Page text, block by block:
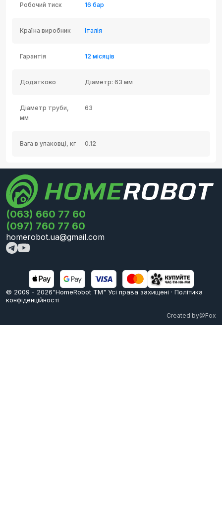
Робочий тиск 16 бар
Країна виробник Італія
Гарантія 12 місяців
Додатково Діаметр: 63 мм
Діаметр труби,
мм
63
Вага в упаковці, кг 0.12
(063) 660 77 60
(097) 760 77 60
homerobot.ua@gmail.com
© 2009 - 2026"HomeRobot ТМ" Усi права захищені · Політика
конфіденційності
Created by@Fox